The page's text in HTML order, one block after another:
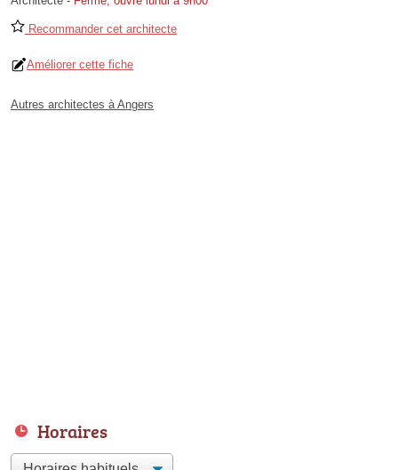
Recommander cet architecte
Améliorer cette fiche
Autres architectes à Angers
Horaires